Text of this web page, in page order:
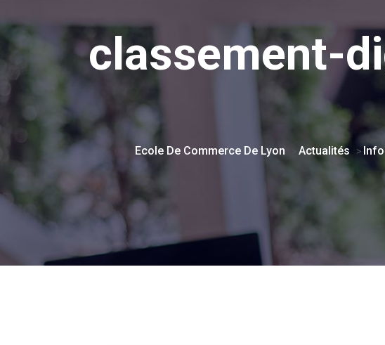
classement-
Ecole De Commerce De Lyon >Actualités >